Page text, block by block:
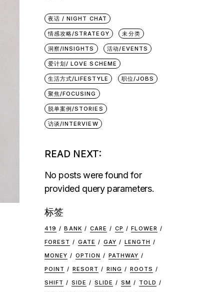
夜话 / NIGHT CHAT
情感攻略/STRATEGY 未分类
洞察/INSIGHTS 活动/EVENTS
爱计划/ LOVE SCHEME
生活方式/LIFESTYLE 职位/JOBS
聚焦/FOCUSING
脱单案例/STORIES
访谈/INTERVIEW
READ NEXT:
No posts were found for
provided query parameters.
标签
419 BANK CARE CP
FLOWER
FOREST
GATE GAY
LENGTH
MONEY
OPTION
PATHWAY
POINT
RESORT RING
ROOTS
SHIFT
SIDE SLIDE SM
TOLD